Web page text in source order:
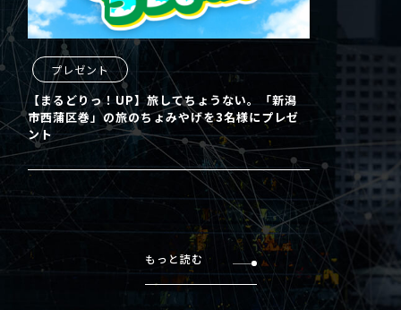
プレゼント
【まるどりっ！UP】旅してちょうない。「新潟
市西蒲区巻」の旅のちょみやげを3名様にプレゼ
ント
もっと読む